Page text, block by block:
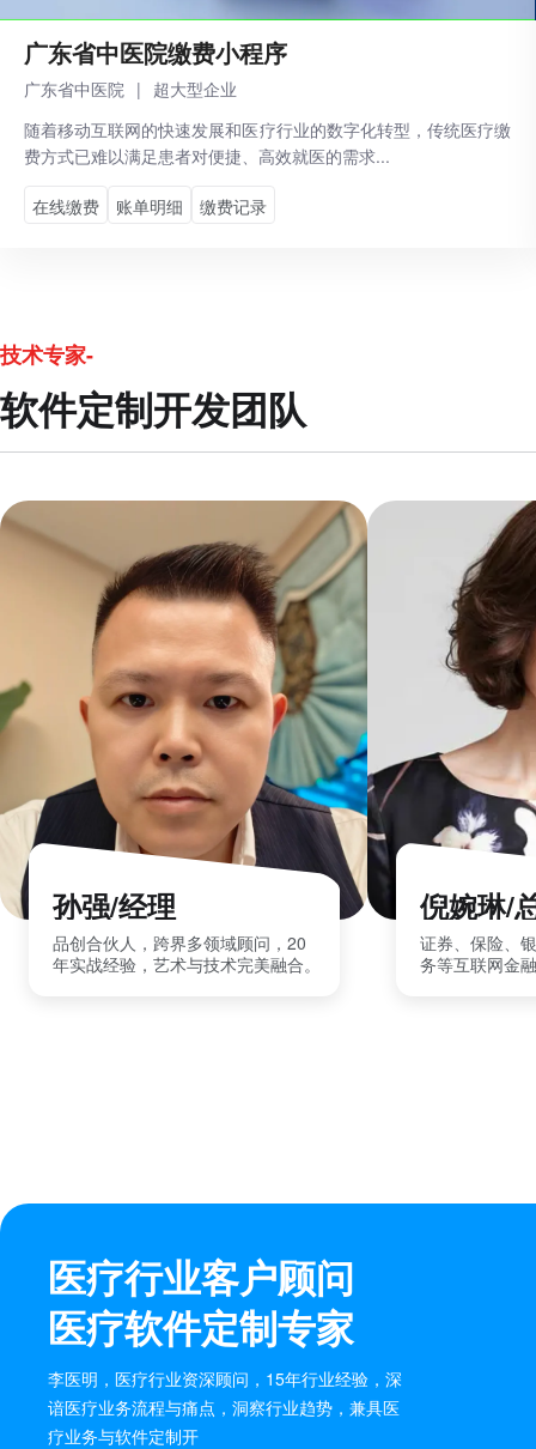
‌广东省中医院缴费小程序
广东省中医院 | 超大型企业
随着移动互联网的快速发展和医疗行业的数字化转型，传统医疗缴
费方式已难以满足患者对便捷、高效就医的需求...
在线缴费 账单明细 缴费记录
技术专家-
软件定制开发团队
孙强/经理
品创合伙人，跨界多领域顾问，20
年实战经验，艺术与技术完美融合。
倪婉琳/
证券、保险、
务等互联网金
医疗行业客户顾问
医疗软件定制专家
李医明，医疗行业资深顾问，15年行业经验，深
谙医疗业务流程与痛点，洞察行业趋势，兼具医
疗业务与软件定制开